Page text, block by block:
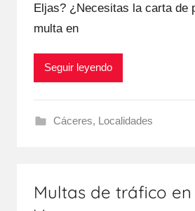
Eljas? ¿Necesitas la carta dе
multa en
Seguir leyendo
Cáceres, Localidades
Multas de tráfico